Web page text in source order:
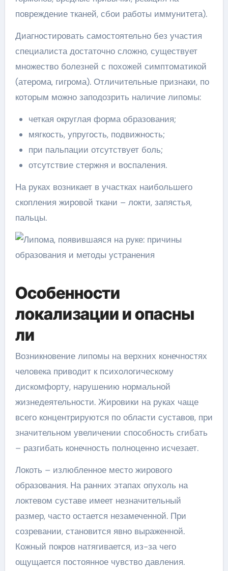
повреждение тканей, сбои работы иммунитета).
Диагностировать самостоятельно без участия
специалиста достаточно сложно, существует
множество болезней с похожей симптоматикой
(атерома, гигрома). Отличительные признаки, по
которым можно заподозрить наличие липомы:
четкая округлая форма образования;
мягкость, упругость, подвижность;
при пальпации отсутствует боль;
отсутствие стержня и воспаления.
На руках возникает в участках наибольшего
скопления жировой ткани – локти, запястья,
пальцы.
Особенности
локализации и опасны
ли
Возникновение липомы на верхних конечностях
человека приводит к психологическому
дискомфорту, нарушению нормальной
жизнедеятельности. Жировики на руках чаще
всего концентрируются по области суставов, при
значительном увеличении способность сгибать
– разгибать конечность полноценно исчезает.
Локоть – излюбленное место жирового
образования. На ранних этапах опухоль на
локтевом суставе имеет незначительный
размер, часто остается незамеченной. При
созревании, становится явно выраженной.
Кожный покров натягивается, из-за чего
ощущается постоянное чувство давления.